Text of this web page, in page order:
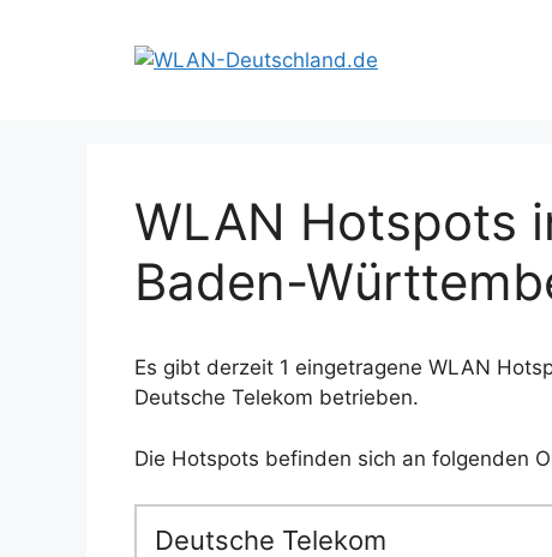
WLAN Hotspots
Baden-
Es gibt derzeit 1 eingetragene WLAN
Deutsche Telekom betrieben.
Die Hotspots befinden sich an folgenden
Deutsche Telekom